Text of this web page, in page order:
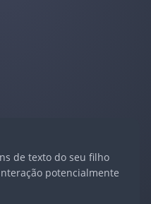
de texto do seu filho
potencialmente